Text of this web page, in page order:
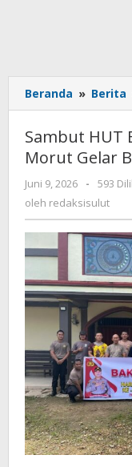
Beranda » Berita
Sambut HUT
Morut Gelar
Juni 9, 2026
oleh
-
593
oleh redaksisulut